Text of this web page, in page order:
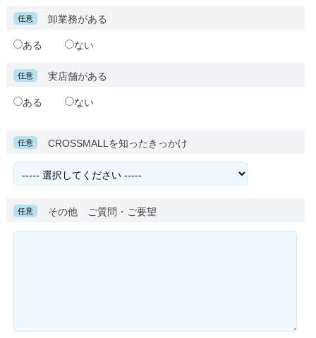
任意 卸業務がある
ある ない
任意 実店舗がある
ある ない
任意 CROSSMALLを知ったきっかけ
任意 その他 ご質問・ご要望